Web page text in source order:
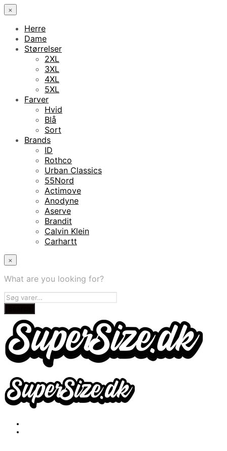
×
Herre
Dame
Størrelser
2XL
3XL
4XL
5XL
Farver
Hvid
Blå
Sort
Brands
ID
Rothco
Urban Classics
55Nord
Actimove
Anodyne
Aserve
Brandit
Calvin Klein
Carhartt
×
What are you looking for?